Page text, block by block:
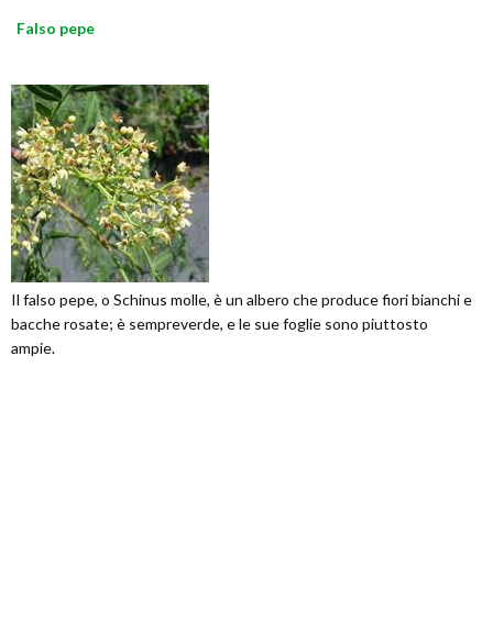
Falso pepe
Il falso pepe, o Schinus molle, è un albero che produce fiori bianchi e
bacche rosate; è sempreverde, e le sue foglie sono piuttosto
ampie.